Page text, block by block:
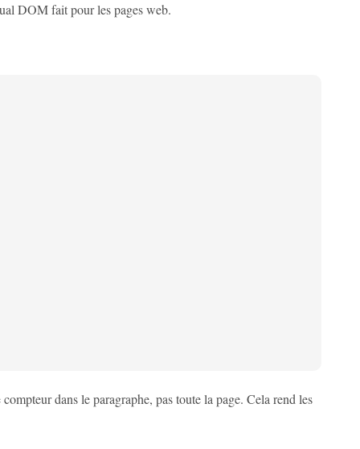
DOM fait pour les pages web.
dans le paragraphe, pas toute la page. Cela rend les